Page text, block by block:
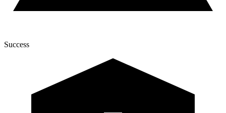
Success